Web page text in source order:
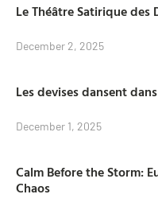
Le Théâtre Satirique des
December 2, 2025
Les devises dansent
December 1, 2025
Calm Before the Storm:
Chaos